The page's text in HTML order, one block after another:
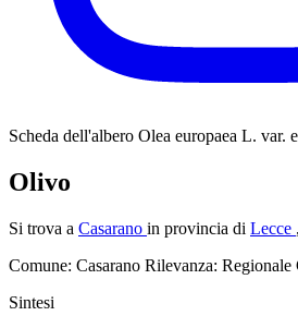
Scheda dell'albero Olea europaea L. var.
Olivo
Si trova a Casarano in provincia di Lecce
Comune: Casarano Rilevanza: Regionale
Sintesi